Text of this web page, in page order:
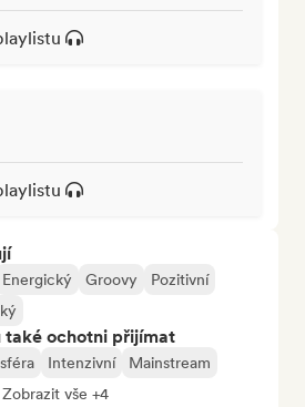
Energický Groovy
Pozitivní
také ochotni přijímat
Intenzivní
Mainstream
Zobrazit vše +4